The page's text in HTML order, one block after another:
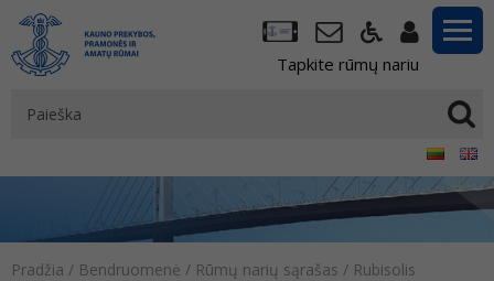
Tapkite rūmų nariu
Pradžia / Bendruomenė / Rūmų narių sąrašas / Rubisolis